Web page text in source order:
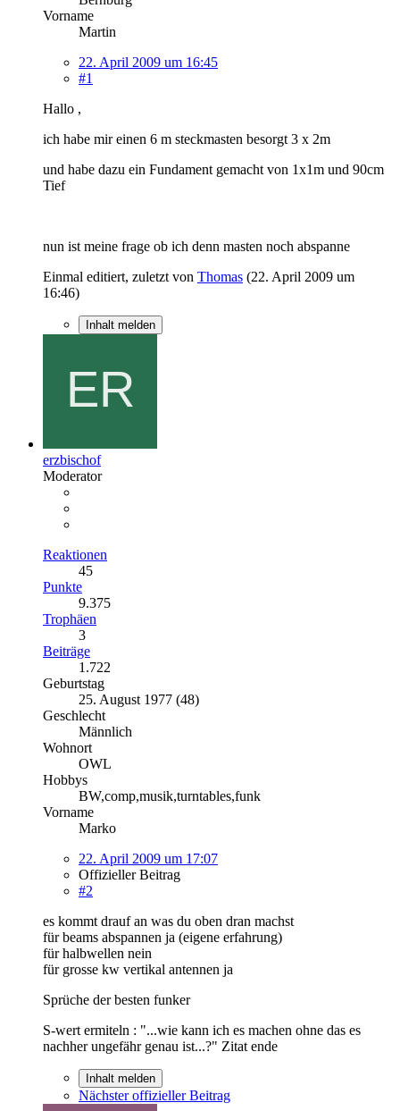
Vorname
Martin
22. April 2009 um 16:45
#1
Hallo ,
ich habe mir einen 6 m steckmasten besorgt 3 x 2m
und habe dazu ein Fundament gemacht von 1x1m und 90cm
Tief
nun ist meine frage ob ich denn masten noch abspanne
Einmal editiert, zuletzt von Thomas (22. April 2009 um
16:46)
Inhalt melden
erzbischof
Moderator
Reaktionen
45
Punkte
9.375
Trophäen
3
Beiträge
1.722
Geburtstag
25. August 1977 (48)
Geschlecht
Männlich
Wohnort
OWL
Hobbys
BW,comp,musik,turntables,funk
Vorname
Marko
22. April 2009 um 17:07
Offizieller Beitrag
#2
es kommt drauf an was du oben dran machst
für beams abspannen ja (eigene erfahrung)
für halbwellen nein
für grosse kw vertikal antennen ja
Sprüche der besten funker
S-wert ermiteln : "...wie kann ich es machen ohne das es
nachher ungefähr genau ist...?" Zitat ende
Inhalt melden
Nächster offizieller Beitrag